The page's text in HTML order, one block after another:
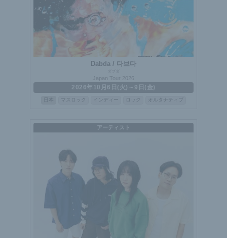
Dabda / 다브다
ダブダ
Japan Tour 2026
2026年10月6日(火)～9日(金)
マスロック インディー ロック オルタナティブ
アーティスト